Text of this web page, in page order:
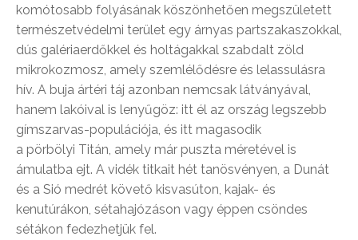
komótosabb folyásának köszönhetően megszületett
természetvédelmi terület egy árnyas partszakaszokkal,
dús galériaerdőkkel és holtágakkal szabdalt zöld
mikrokozmosz, amely szemlélődésre és lelassulásra
hív. A buja ártéri táj azonban nemcsak látványával,
hanem lakóival is lenyűgöz: itt él az ország legszebb
gímszarvas-populációja, és itt magasodik
a pörbölyi Titán, amely már puszta méretével is
ámulatba ejt. A vidék titkait hét tanösvényen, a Dunát
és a Sió medrét követő kisvasúton, kajak- és
kenutúrákon, sétahajózáson vagy éppen csöndes
sétákon fedezhetjük fel.